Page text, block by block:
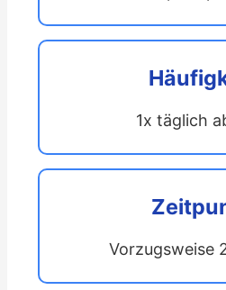
1x täglich
Vorzugsweise